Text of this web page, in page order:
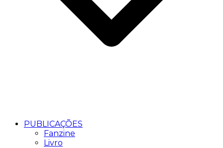
PUBLICAÇÕES
Fanzine
Livro